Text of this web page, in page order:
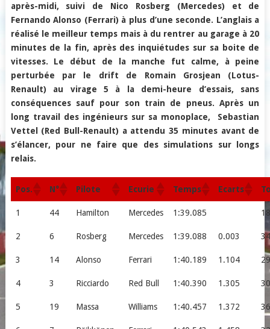
après-midi, suivi de Nico Rosberg (Mercedes) et de
Fernando Alonso (Ferrari) à plus d’une seconde. L’anglais a
réalisé le meilleur temps mais à du rentrer au garage à 20
minutes de la fin, après des inquiétudes sur sa boite de
vitesses. Le début de la manche fut calme, à peine
perturbée par le drift de Romain Grosjean (Lotus-
Renault) au virage 5 à la demi-heure d’essais, sans
conséquences sauf pour son train de pneus. Après un
long travail des ingénieurs sur sa monoplace, Sebastian
Vettel (Red Bull-Renault) a attendu 35 minutes avant de
s’élancer, pour ne faire que des simulations sur longs
relais.
Pos. N° Pilote Ecurie Temps Ecarts
1 44 Hamilton Mercedes 1:39.085 18
2 6 Rosberg Mercedes 1:39.088 0.003 34
3 14 Alonso Ferrari 1:40.189 1.104 29
4 3 Ricciardo Red Bull 1:40.390 1.305 30
5 19 Massa Williams 1:40.457 1.372 36